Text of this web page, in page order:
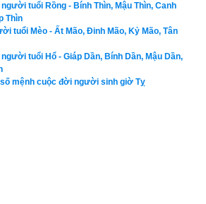
Cẩu (Chó đang ngủ), dự đoán tổng quát
thuận, đáng bậc hào kiệt, có tiền có
tiền vận vất vả nhưng tuổi già được
tiết thanh cao. Phụ nữ tuổi này có số
tôn sùng cái đẹp.
tuổi Rồng - Bính Thìn, Mậu Thìn, Canh
Thìn
tuổi Mèo - Ất Mão, Đinh Mão, Kỷ Mão, Tân
tuổi Hổ - Giáp Dần, Bính Dần, Mậu Dần,
mệnh cuộc đời người sinh giờ Tỵ